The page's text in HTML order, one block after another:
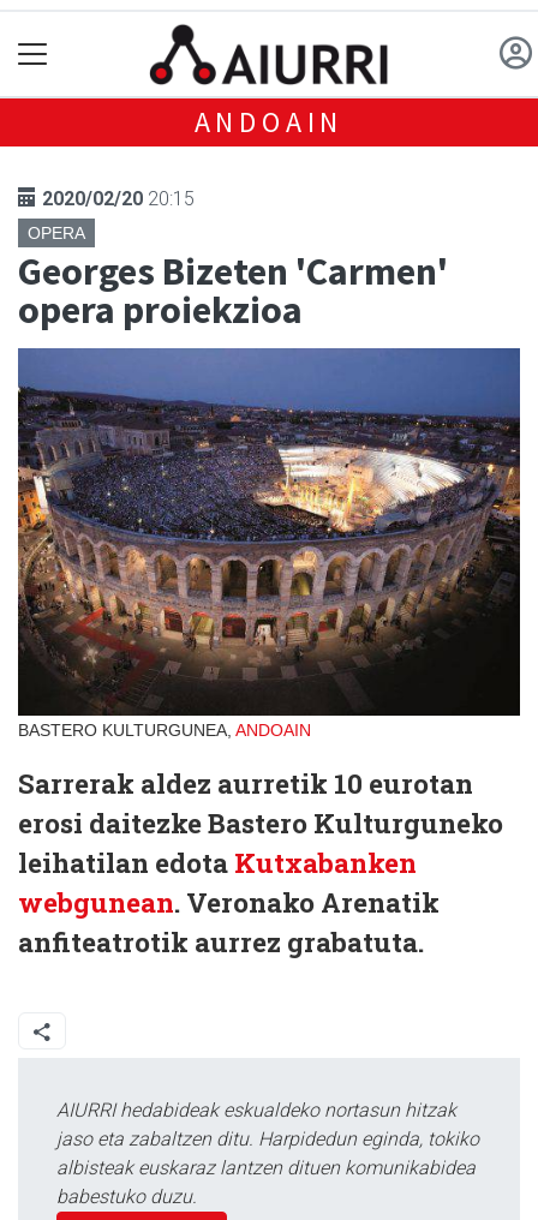
ANDOAIN
2020/02/20 20:15
OPERA
Georges Bizeten 'Carmen'
opera proiekzioa
BASTERO KULTURGUNEA, ANDOAIN
Sarrerak aldez aurretik 10 eurotan
erosi daitezke Bastero Kulturguneko
leihatilan edota Kutxabanken
webgunean. Veronako Arenatik
anfiteatrotik aurrez grabatuta.
AIURRI hedabideak eskualdeko nortasun hitzak
jaso eta zabaltzen ditu. Harpidedun eginda, tokiko
albisteak euskaraz lantzen dituen komunikabidea
babestuko duzu.